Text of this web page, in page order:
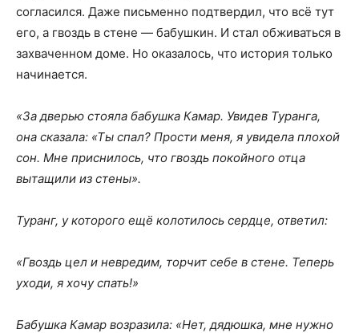
согласился. Даже письменно подтвердил, что всё тут
его, а гвоздь в стене — бабушкин. И стал обживаться в
захваченном доме. Но оказалось, что история только
начинается.
«За дверью стояла бабушка Камар. Увидев Туранга,
она сказала: «Ты спал? Прости меня, я увидела плохой
сон. Мне приснилось, что гвоздь покойного отца
вытащили из стены».
Туранг, у которого ещё колотилось сердце, ответил:
«Гвоздь цел и невредим, торчит себе в стене. Теперь
уходи, я хочу спать!»
Бабушка Камар возразила: «Нет, дядюшка, мне нужно